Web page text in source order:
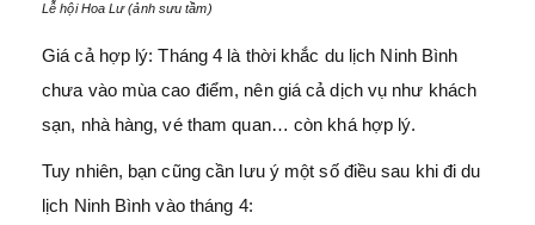
Lễ hội Hoa Lư (ảnh sưu tầm)
Giá cả hợp lý: Tháng 4 là thời khắc du lịch Ninh Bình
chưa vào mùa cao điểm, nên giá cả dịch vụ như khách
sạn, nhà hàng, vé tham quan… còn khá hợp lý.
Tuy nhiên, bạn cũng cần lưu ý một số điều sau khi đi du
lịch Ninh Bình vào tháng 4: